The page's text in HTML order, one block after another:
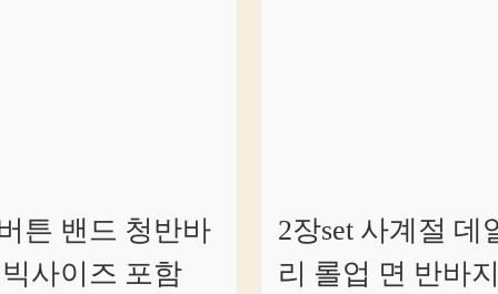
튼 밴드 청반바
사이즈 포함
2장set 사계절 데
리 롤업 면 반바